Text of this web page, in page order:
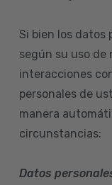
Si bien los datos
según su uso de
interacciones
personales de
manera
circunstancias:
Datos